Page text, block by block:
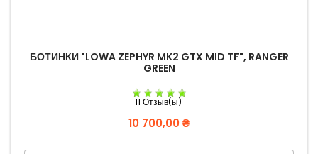
БОТИНКИ "LOWA ZEPHYR MK2 GTX MID TF", RANGER
GREEN
11 Отзыв(ы)
Цена
10 700,00 ₴